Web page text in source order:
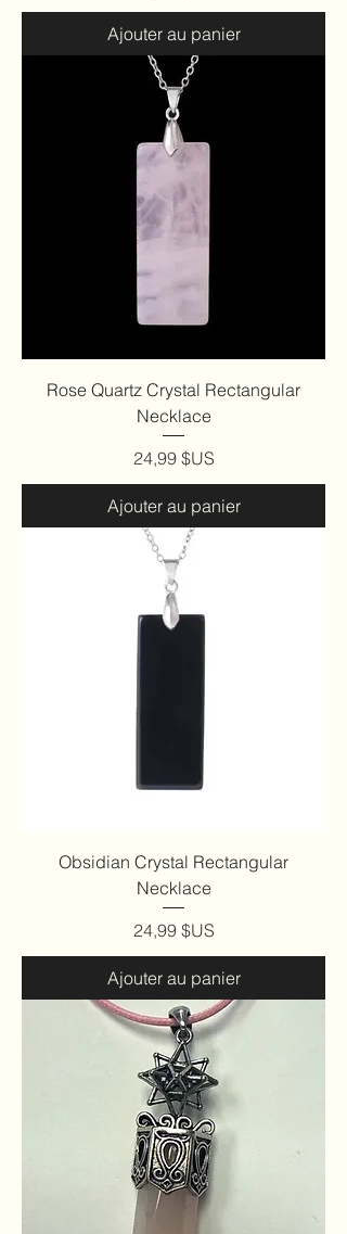
Ajouter au panier
Rose Quartz Crystal Rectangular
Necklace
Prix
24,99 $US
Ajouter au panier
Obsidian Crystal Rectangular
Necklace
Prix
24,99 $US
Ajouter au panier